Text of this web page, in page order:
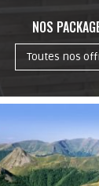
NOS
Toutes nos